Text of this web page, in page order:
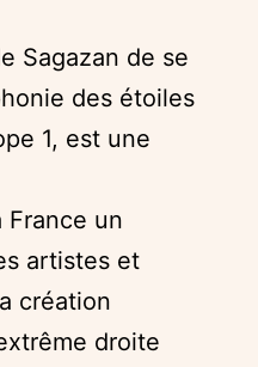
Sagazan de se
des étoiles
1, est une
France un
artistes et
création
droite